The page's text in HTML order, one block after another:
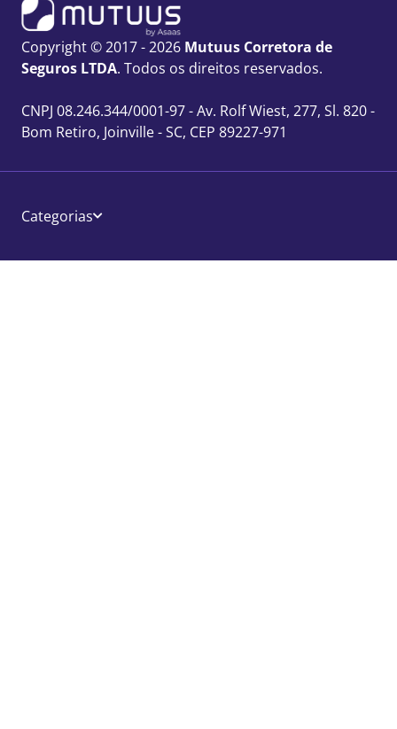
Copyright © 2017 - 2026 Mutuus Corretora de
Seguros LTDA. Todos os direitos reservados.
CNPJ 08.246.344/0001-97 - Av. Rolf Wiest, 277, Sl. 820 -
Bom Retiro, Joinville - SC, CEP 89227-971
Categorias